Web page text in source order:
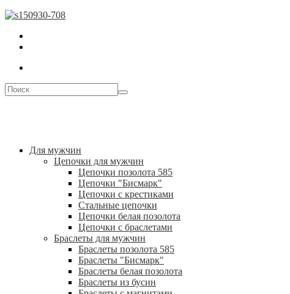
Для мужчин
Цепочки для мужчин
Цепочки позолота 585
Цепочки "Бисмарк"
Цепочки с крестиками
Стальные цепочки
Цепочки белая позолота
Цепочки с браслетами
Браслеты для мужчин
Браслеты позолота 585
Браслеты "Бисмарк"
Браслеты белая позолота
Браслеты из бусин